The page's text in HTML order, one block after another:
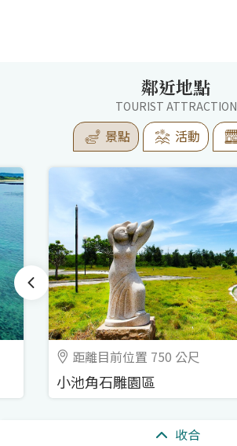
鄰近地點
TOURIST ATTRACTION
景點 活動
距離目前位置 750 公尺
小池角石雕園區
收合